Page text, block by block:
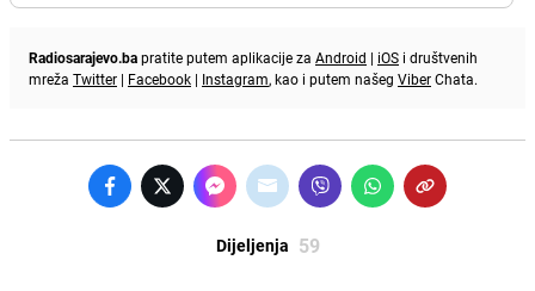
Radiosarajevo.bapratite putem aplikacije za Android | iOS i društvenih
mreža Twitter | Facebook | Instagram, kao i putem našeg ViberChata.
Dijeljenja 59